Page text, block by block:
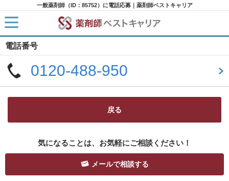
一般薬剤師（ID：85752）に電話応募｜薬剤師ベストキャリア
電話番号
0120-488-950
戻る
気になることは、お気軽にご相談ください！
メールで相談する
HOME
求人検索
新着求人
求人ランキング
キャリアアドバイザー紹介
コラム